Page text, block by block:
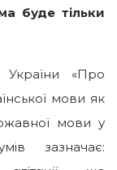
буде тільки
«Про
мови як
мови у
зазначає: